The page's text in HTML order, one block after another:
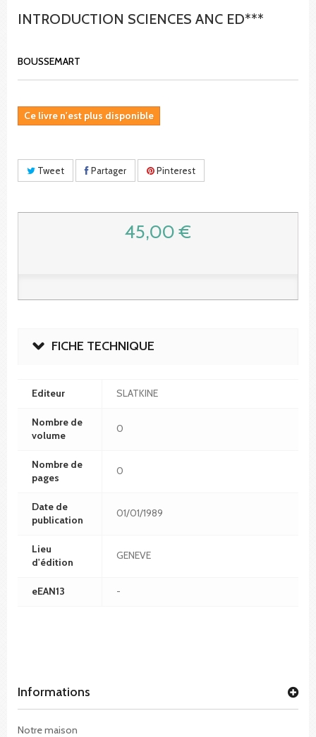
INTRODUCTION SCIENCES ANC ED***
BOUSSEMART
Ce livre n'est plus disponible
Tweet Partager Pinterest
45,00 €
FICHE TECHNIQUE
Editeur SLATKINE
Nombre de
volume
0
Nombre de
pages
0
Date de
publication
01/01/1989
Lieu
d'édition
GENEVE
eEAN13 -
Informations
Notre maison